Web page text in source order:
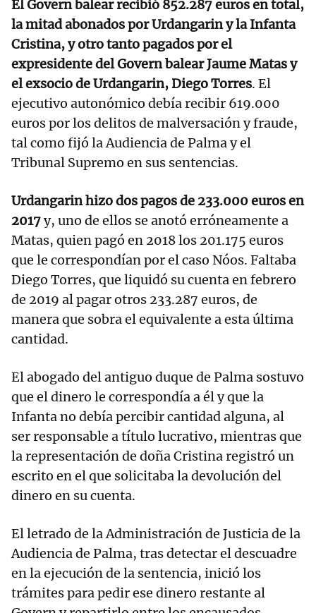
El Govern balear recibió 852.287 euros en total,
la mitad abonados por Urdangarin y la Infanta
Cristina, y otro tanto pagados por el
expresidente del Govern balear Jaume Matas y
el exsocio de Urdangarin, Diego Torres. El
ejecutivo autonómico debía recibir 619.000
euros por los delitos de malversación y fraude,
tal como fijó la Audiencia de Palma y el
Tribunal Supremo en sus sentencias.
Urdangarin hizo dos pagos de 233.000 euros en
2017y, uno de ellos se anotó erróneamente a
Matas, quien pagó en 2018 los 201.175 euros
que le correspondían por el caso Nóos. Faltaba
Diego Torres, que liquidó su cuenta en febrero
de 2019 al pagar otros 233.287 euros, de
manera que sobra el equivalente a esta última
cantidad.
El abogado del antiguo duque de Palma sostuvo
que el dinero le correspondía a él y que la
Infanta no debía percibir cantidad alguna, al
ser responsable a título lucrativo, mientras que
la representación de doña Cristina registró un
escrito en el que solicitaba la devolución del
dinero en su cuenta.
El letrado de la Administración de Justicia de la
Audiencia de Palma, tras detectar el descuadre
en la ejecución de la sentencia, inició los
trámites para pedir ese dinero restante al